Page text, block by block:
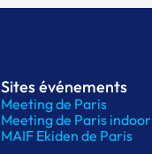
Sites événements
Meeting de Paris
Meeting de Paris indoor
MAIF Ekiden de Paris